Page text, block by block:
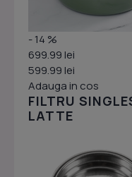
- 14 %
699.99 lei
599.99 lei
Adauga in cos
FILTRU
LATTE